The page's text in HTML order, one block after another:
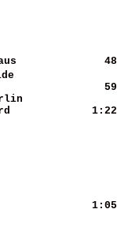
Klaus
Berlin
OLV
OLV